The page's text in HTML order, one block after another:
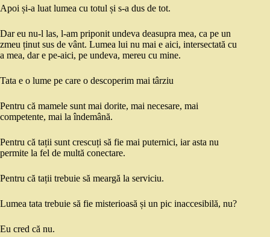
Apoi și-a luat lumea cu totul și s-a dus de tot.
Dar eu nu-l las, l-am priponit undeva deasupra mea, ca pe un
zmeu ținut sus de vânt. Lumea lui nu mai e aici, intersectată cu
a mea, dar e pe-aici, pe undeva, mereu cu mine.
Tata e o lume pe care o descoperim mai târziu
Pentru că mamele sunt mai dorite, mai necesare, mai
competente, mai la îndemână.
Pentru că tații sunt crescuți să fie mai puternici, iar asta nu
permite la fel de multă conectare.
Pentru că tații trebuie să meargă la serviciu.
Lumea tata trebuie să fie misterioasă și un pic inaccesibilă, nu?
Eu cred că nu.